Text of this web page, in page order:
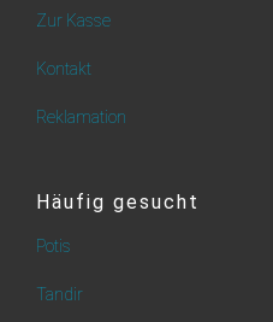
Zur Kasse
Kontakt
Reklamation
Häufig gesucht
Potis
Tandir